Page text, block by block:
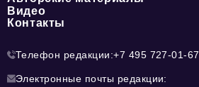
Видео
Контакты
Телефон редакции:+7 495 727-01-67
Электронные почты редакции: